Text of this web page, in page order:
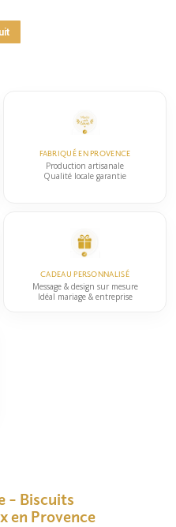
du
produit
options
produit
produit
options
peuvent
du
produit
FABRIQUÉ EN PROVENCE
Production artisanale
Qualité locale garantie
CADEAU PERSONNALISÉ
Message & design sur mesure
Idéal mariage & entreprise
– Biscuits
en Provence